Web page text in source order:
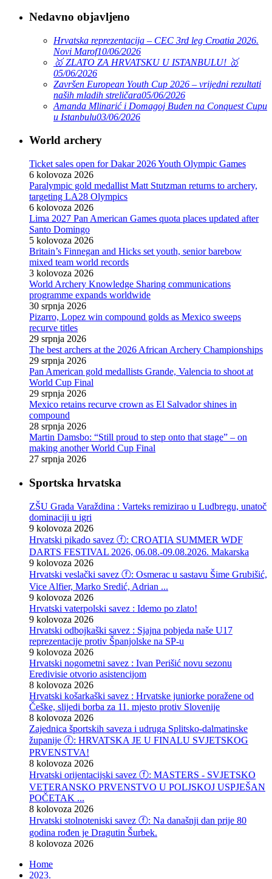
Nedavno objavljeno
Hrvatska reprezentacija – CEC 3rd leg Croatia 2026.
Novi Marof10/06/2026
🥇 ZLATO ZA HRVATSKU U ISTANBULU! 🥇
05/06/2026
Završen European Youth Cup 2026 – vrijedni rezultati
naših mladih streličara05/06/2026
Amanda Mlinarić i Domagoj Buden na Conquest Cupu
u Istanbulu03/06/2026
World archery
Ticket sales open for Dakar 2026 Youth Olympic Games
6 kolovoza 2026
Paralympic gold medallist Matt Stutzman returns to archery,
targeting LA28 Olympics
6 kolovoza 2026
Lima 2027 Pan American Games quota places updated after
Santo Domingo
5 kolovoza 2026
Britain’s Finnegan and Hicks set youth, senior barebow
mixed team world records
3 kolovoza 2026
World Archery Knowledge Sharing communications
programme expands worldwide
30 srpnja 2026
Pizarro, Lopez win compound golds as Mexico sweeps
recurve titles
29 srpnja 2026
The best archers at the 2026 African Archery Championships
29 srpnja 2026
Pan American gold medallists Grande, Valencia to shoot at
World Cup Final
29 srpnja 2026
Mexico retains recurve crown as El Salvador shines in
compound
28 srpnja 2026
Martin Damsbo: “Still proud to step onto that stage” – on
making another World Cup Final
27 srpnja 2026
Sportska hrvatska
ZŠU Grada Varaždina : Varteks remizirao u Ludbregu, unatoč
dominaciji u igri
9 kolovoza 2026
Hrvatski pikado savez ⓕ: CROATIA SUMMER WDF
DARTS FESTIVAL 2026, 06.08.-09.08.2026. Makarska
9 kolovoza 2026
Hrvatski veslački savez ⓕ: Osmerac u sastavu Šime Grubišić,
Vice Alfier, Marko Sredić, Adrian ...
9 kolovoza 2026
Hrvatski vaterpolski savez : Idemo po zlato!
9 kolovoza 2026
Hrvatski odbojkaški savez : Sjajna pobjeda naše U17
reprezentacije protiv Španjolske na SP-u
9 kolovoza 2026
Hrvatski nogometni savez : Ivan Perišić novu sezonu
Eredivisie otvorio asistencijom
8 kolovoza 2026
Hrvatski košarkaški savez : Hrvatske juniorke poražene od
Češke, slijedi borba za 11. mjesto protiv Slovenije
8 kolovoza 2026
Zajednica športskih saveza i udruga Splitsko-dalmatinske
županije ⓕ: HRVATSKA JE U FINALU SVJETSKOG
PRVENSTVA!
8 kolovoza 2026
Hrvatski orijentacijski savez ⓕ: MASTERS - SVJETSKO
VETERANSKO PRVENSTVO U POLJSKOJ USPJEŠAN
POČETAK ...
8 kolovoza 2026
Hrvatski stolnoteniski savez ⓕ: Na današnji dan prije 80
godina rođen je Dragutin Šurbek.
8 kolovoza 2026
Home
2023.